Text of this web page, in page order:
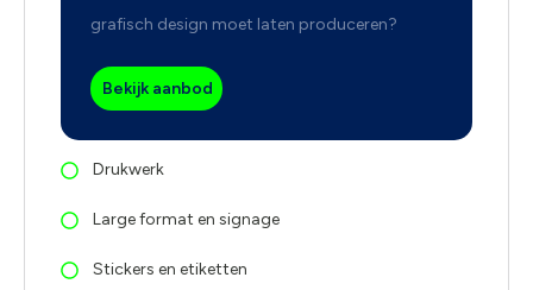
grafisch design moet laten produceren?
Bekijk aanbod
Drukwerk
Large format en signage
Stickers en etiketten